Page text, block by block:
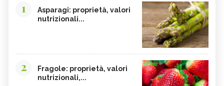
1
Asparagi: proprietà, valori
nutrizionali...
2
Fragole: proprietà, valori
nutrizionali,...